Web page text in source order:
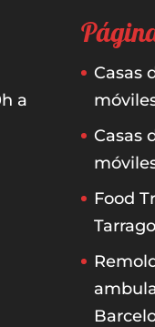
a
Casas
Casas
Food